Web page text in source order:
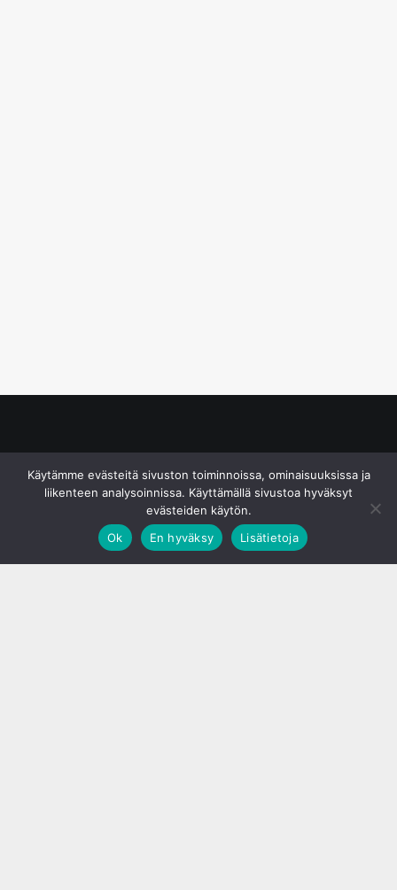
Käytämme evästeitä sivuston toiminnoissa, ominaisuuksissa ja
liikenteen analysoinnissa. Käyttämällä sivustoa hyväksyt
evästeiden käytön.
Ok
En hyväksy Lisätietoja